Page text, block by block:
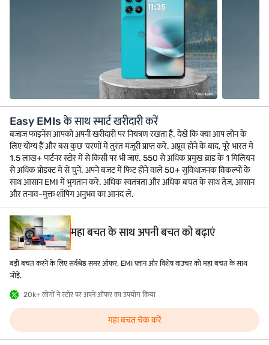
Easy EMIs के साथ स्मार्ट खरीदारी करें
बजाज फाइनेंस आपको अपनी खरीदारी पर नियंत्रण रखता है. देखें कि क्या आप लोन के
लिए योग्य हैं और बस कुछ चरणों में तुरंत मंज़ूरी प्राप्त करें. अप्रूव होने के बाद, पूरे भारत में
1.5 लाख+ पार्टनर स्टोर में से किसी पर भी जाएं. 550 से अधिक प्रमुख ब्रांड के 1 मिलियन
से अधिक प्रोडक्ट में से चुनें. अपने बजट में फिट होने वाले 50+ सुविधाजनक विकल्पों के
साथ आसान EMI में भुगतान करें. अधिक स्वतंत्रता और अधिक बचत के साथ तेज़, आसान
और तनाव-मुक्त शॉपिंग अनुभव का आनंद लें.
महा बचत के साथ अपनी बचत को बढ़ाएं
बड़ी बचत करने के लिए सर्वश्रेष्ठ समर ऑफर, EMI प्लान और विशेष वाउचर को महा बचत के साथ
जोड़ें.
20k+ लोगों ने स्टोर पर अपने ऑफर का उपयोग किया
महा बचत चेक करें